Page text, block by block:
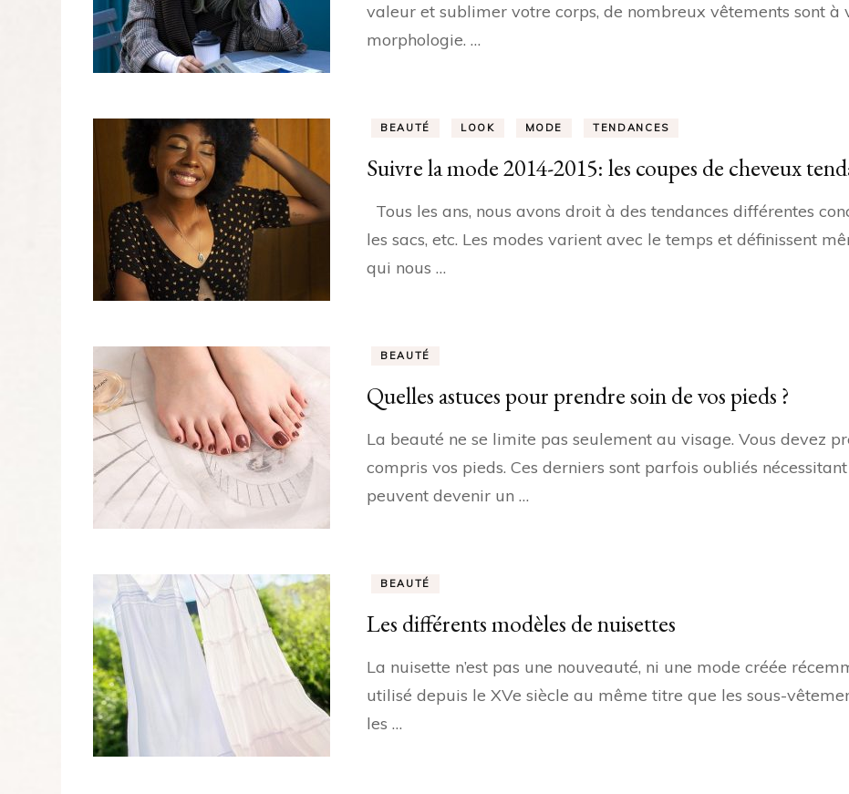
valeur et sublimer votre corps, de nombreux vêtements sont à
morphologie. …
BEAUTÉ LOOK MODE TENDANCES
Suivre la mode 2014-2015: les coupes de cheveux
Tous les ans, nous avons droit à des tendances différentes
les sacs, etc. Les modes varient avec le temps et définissent
qui nous …
BEAUTÉ
Quelles astuces pour prendre soin de vos pieds ?
La beauté ne se limite pas seulement au visage. Vous devez
compris vos pieds. Ces derniers sont parfois oubliés
peuvent devenir un …
BEAUTÉ
Les différents modèles de nuisettes
La nuisette n’est pas une nouveauté, ni une mode créée
utilisé depuis le XVe siècle au même titre que les sous-
les …